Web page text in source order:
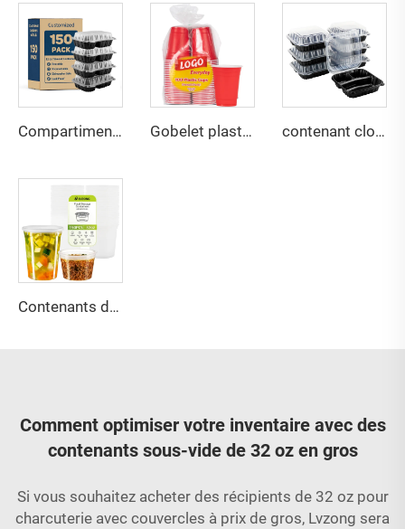
Compartiment sans BPA avec charnière en coquille Gobelet plastique jetable pour fête contenant cloche articulé à 3 compartiments pour emporter
Contenants de charcuterie en PP transparent avec couvercles
Comment optimiser votre inventaire avec des
contenants sous-vide de 32 oz en gros
Si vous souhaitez acheter des récipients de 32 oz pour
charcuterie avec couvercles à prix de gros, Lvzong sera